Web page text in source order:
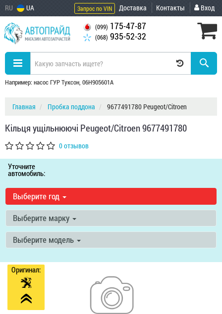
RU UA Запрос по VIN Доставка Контакты Вход
(099) 175-47-87
(068) 935-52-32
Например: насос ГУР Туксон, 06H905601A
Главная Пробка поддона 9677491780 Peugeot/Citroen
Кільця ущільнюючі Peugeot/Citroen 9677491780
0 отзывов
Уточните
автомобиль:
Выберите год
Выберите марку
Выберите модель
Оригинал: